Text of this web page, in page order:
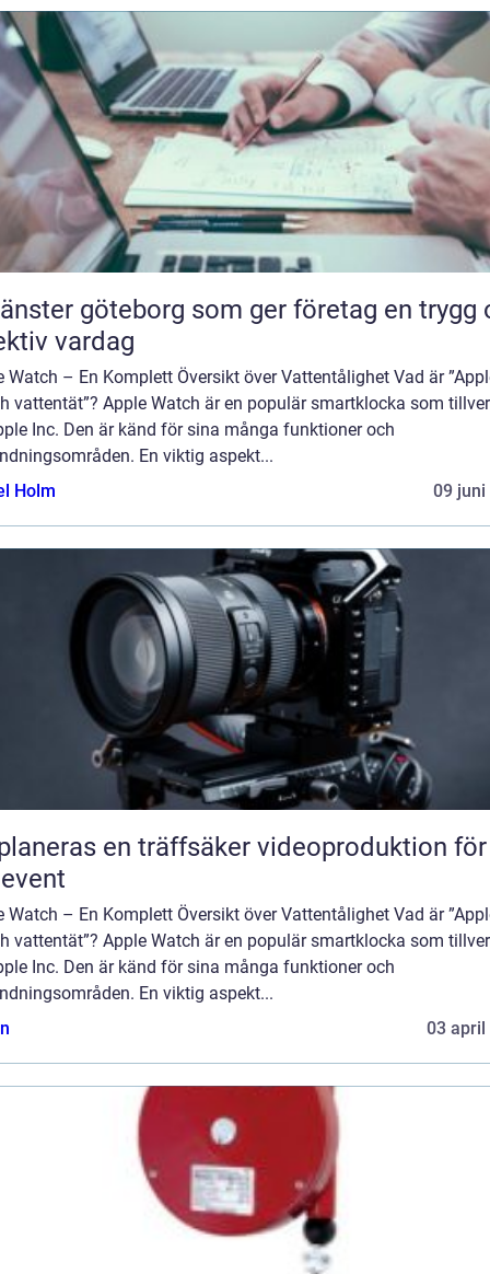
göteborg som ger företag en trygg
vardag
Watch – En Komplett Översikt över Vattentålighet Vad är
vattentät”? Apple Watch är en populär smartklocka som
Inc. Den är känd för sina många funktioner och
En viktig aspekt...
Holm
09 juni
en träffsäker videoproduktion för
Watch – En Komplett Översikt över Vattentålighet Vad är
vattentät”? Apple Watch är en populär smartklocka som
Inc. Den är känd för sina många funktioner och
En viktig aspekt...
03 april